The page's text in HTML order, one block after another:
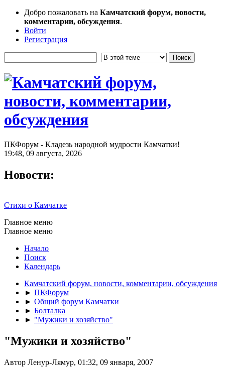
Добро пожаловать на Камчатский форум, новости,
комментарии, обсуждения.
Войти
Регистрация
ПКФорум - Кладезь народной мудрости Камчатки!
19:48, 09 августа, 2026
Новости:
Стихи о Камчатке
Главное меню
Главное меню
Начало
Поиск
Календарь
Камчатский форум, новости, комментарии, обсуждения
► ПКФорум
► Общий форум Камчатки
► Болталка
► "Мужики и хозяйство"
"Мужики и хозяйство"
Автор Ленур-Лямур, 01:32, 09 января, 2007